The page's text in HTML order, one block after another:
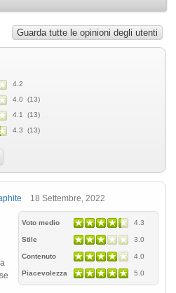
Guarda tutte le opinioni degli utenti
4.2
4.0 (13)
4.1 (13)
4.3 (13)
18 Settembre, 2022
Voto medio 4.3
Stile 3.0
Contenuto 4.0
Piacevolezza 5.0